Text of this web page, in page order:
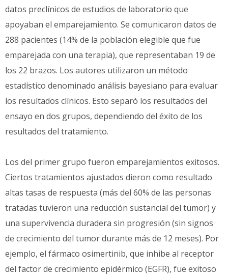
datos preclínicos de estudios de laboratorio que
apoyaban el emparejamiento. Se comunicaron datos de
288 pacientes (14% de la población elegible que fue
emparejada con una terapia), que representaban 19 de
los 22 brazos. Los autores utilizaron un método
estadístico denominado análisis bayesiano para evaluar
los resultados clínicos. Esto separó los resultados del
ensayo en dos grupos, dependiendo del éxito de los
resultados del tratamiento.
Los del primer grupo fueron emparejamientos exitosos.
Ciertos tratamientos ajustados dieron como resultado
altas tasas de respuesta (más del 60% de las personas
tratadas tuvieron una reducción sustancial del tumor) y
una supervivencia duradera sin progresión (sin signos
de crecimiento del tumor durante más de 12 meses). Por
ejemplo, el fármaco osimertinib, que inhibe al receptor
del factor de crecimiento epidérmico (EGFR), fue exitoso